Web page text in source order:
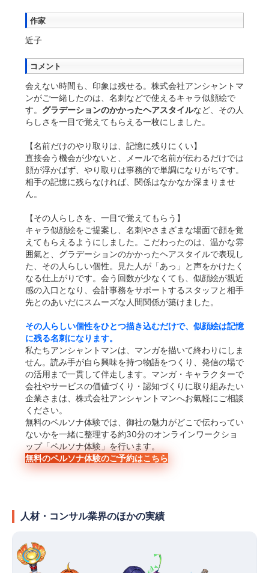
作家
近子
コメント
会えない時間も、印象は残せる。株式会社アンシャントマ
ンがご一緒したのは、名刺などで使えるキャラ似顔絵で
す。 グラデーションのかかったヘアスタイルなど、その人
らしさを一目で覚えてもらえる一枚にしました。
【名前だけのやり取りは、記憶に残りにくい】
直接会う機会が少ないと、メールで名前が伝わるだけでは
顔が浮かばず、やり取りは事務的で単調になりがちです。
相手の記憶に残らなければ、関係はなかなか深まりませ
ん。
【その人らしさを、一目で覚えてもらう】
キャラ似顔絵をご提案し、名刺やさまざまな場面で顔を覚
えてもらえるようにしました。こだわったのは、温かな雰
囲氣と、グラデーションのかかったヘアスタイルで表現し
た、その人らしい個性。見た人が「あっ」と声をかけたく
なる仕上がりです。会う回数が少なくても、似顔絵が親近
感の入口となり、会計事務をサポートするスタッフと相手
先とのあいだにスムーズな人間関係が築けました。
その人らしい個性をひとつ描き込むだけで、似顔絵は記憶
に残る名刺になります。
私たちアンシャントマンは、マンガを描いて終わりにしま
せん。読み手が自ら興味を持つ物語をつくり、発信の場で
の活用まで一貫して伴走します。マンガ・キャラクターで
会社やサービスの価値づくり・認知づくりに取り組みたい
企業さまは、株式会社アンシャントマンへお氣軽にご相談
ください。
無料のペルソナ体験では、御社の魅力がどこで伝わってい
ないかを一緒に整理する約30分のオンラインワークショ
ップ「ペルソナ体験」を行います。
無料のペルソナ体験のご予約はこちら
人材・コンサル業界のほかの実績